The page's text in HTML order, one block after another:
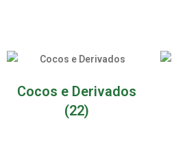
Cocos e Derivados
(22)